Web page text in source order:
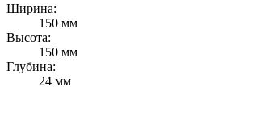
Ширина:
150 мм
Высота:
150 мм
Глубина:
24 мм